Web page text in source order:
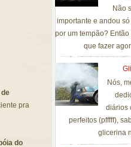
pra
bóia do
Não
importante e andou
por um tempão?
que fazer
Nós,
diários
perfeitos (pfffff),
glicerina